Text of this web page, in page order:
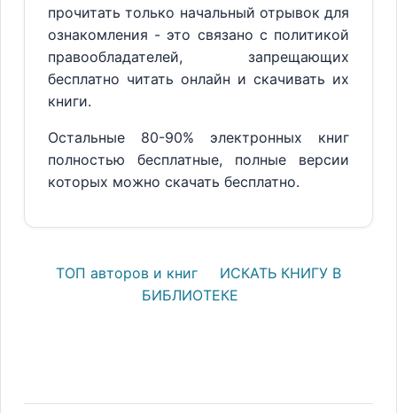
прочитать только начальный отрывок для
ознакомления - это связано с политикой
правообладателей, запрещающих
бесплатно читать онлайн и скачивать их
книги.
Остальные 80-90% электронных книг
полностью бесплатные, полные версии
которых можно скачать бесплатно.
ТОП авторов и книг
ИСКАТЬ КНИГУ В
БИБЛИОТЕКЕ